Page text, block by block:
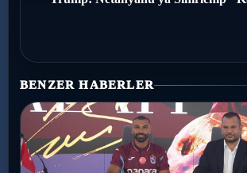
BENZER HABERLER